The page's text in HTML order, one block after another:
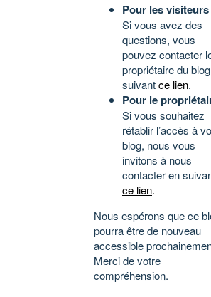
Pour les visiteurs
Si vous avez des
questions, vous
pouvez contacter
propriétaire du
suivantce lien.
Pour le
Si vous souhaitez
rétablir l’accès à
blog, nous vous
invitons à nous
contacter en
ce lien.
Nous espérons que ce
pourra être de nouveau
accessible
Merci de votre
compréhension.